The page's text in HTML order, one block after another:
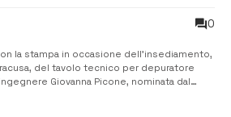
0
la stampa in occasione dell’insediamento,
del tavolo tecnico per depuratore
Giovanna Picone, nominata dal
dell’impianto, ha risposto ad alcun...